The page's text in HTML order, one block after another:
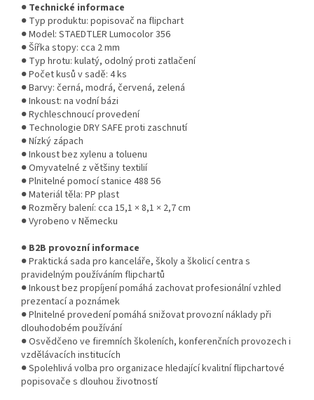
● Technické informace
● Typ produktu: popisovač na flipchart
● Model: STAEDTLER Lumocolor 356
● Šířka stopy: cca 2 mm
● Typ hrotu: kulatý, odolný proti zatlačení
● Počet kusů v sadě: 4 ks
● Barvy: černá, modrá, červená, zelená
● Inkoust: na vodní bázi
● Rychleschnoucí provedení
● Technologie DRY SAFE proti zaschnutí
● Nízký zápach
● Inkoust bez xylenu a toluenu
● Omyvatelné z většiny textilií
● Plnitelné pomocí stanice 488 56
● Materiál těla: PP plast
● Rozměry balení: cca 15,1 × 8,1 × 2,7 cm
● Vyrobeno v Německu
● B2B provozní informace
● Praktická sada pro kanceláře, školy a školicí centra s
pravidelným používáním flipchartů
● Inkoust bez propíjení pomáhá zachovat profesionální vzhled
prezentací a poznámek
● Plnitelné provedení pomáhá snižovat provozní náklady při
dlouhodobém používání
● Osvědčeno ve firemních školeních, konferenčních provozech i
vzdělávacích institucích
● Spolehlivá volba pro organizace hledající kvalitní flipchartové
popisovače s dlouhou životností